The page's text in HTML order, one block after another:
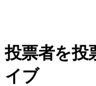
投票者を投
イブ